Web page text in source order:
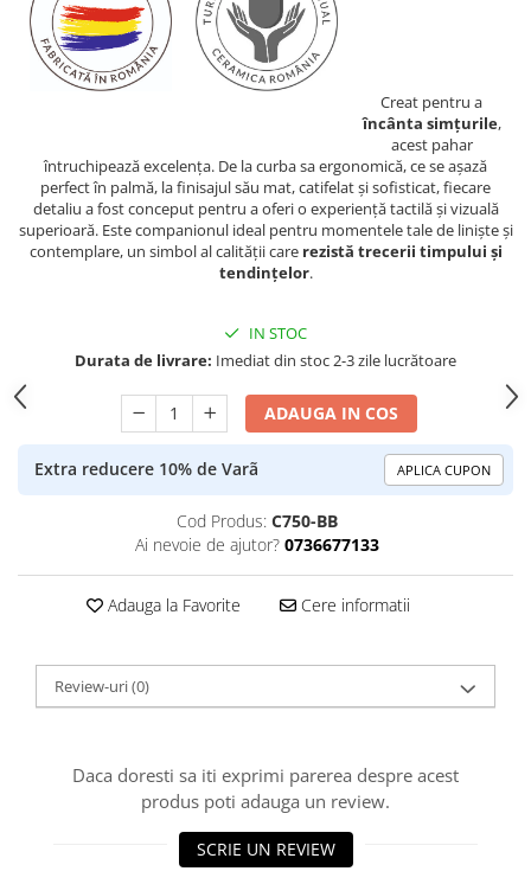
Creat pentru a
încânta simțurile,
acest pahar
întruchipează excelența. De la curba sa ergonomică, ce se așază
perfect în palmă, la finisajul său mat, catifelat și sofisticat, fiecare
detaliu a fost conceput pentru a oferi o experiență tactilă și vizuală
superioară. Este companionul ideal pentru momentele tale de liniște și
contemplare, un simbol al calității care rezistă trecerii timpului și
tendințelor.
IN STOC
Durata de livrare: Imediat din stoc 2-3 zile lucrătoare
ADAUGA IN COS
Extra reducere 10% de Varã APLICA CUPON
Cod Produs: C750-BB
Ai nevoie de ajutor? 0736677133
Adauga la Favorite Cere informatii
Review-uri(0)
Daca doresti sa iti exprimi parerea despre acest
produs poti adauga un review.
SCRIE UN REVIEW